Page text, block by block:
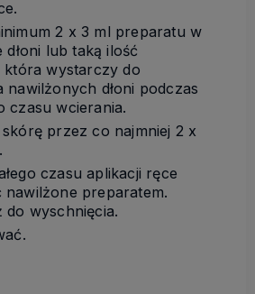
2 x 3 ml preparatu w
dłoni lub taką ilość
która wystarczy do
nawilżonych dłoni podczas
czasu wcierania.
przez co najmniej 2 x
czasu aplikacji ręce
nawilżone preparatem.
do wyschnięcia.